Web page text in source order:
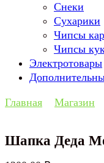
Снеки
Сухарики
Чипсы
Чипсы
Электротовары
Главная Магазин
Шапка Деда